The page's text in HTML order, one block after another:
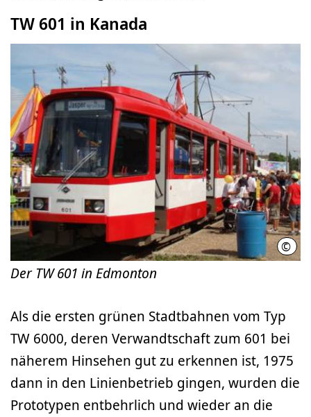
TW 601 in Kanada
©
Der TW 601 in Edmonton
Als die ersten grünen Stadtbahnen vom Typ
TW 6000, deren Verwandtschaft zum 601 bei
näherem Hinsehen gut zu erkennen ist, 1975
dann in den Linienbetrieb gingen, wurden die
Prototypen entbehrlich und wieder an die